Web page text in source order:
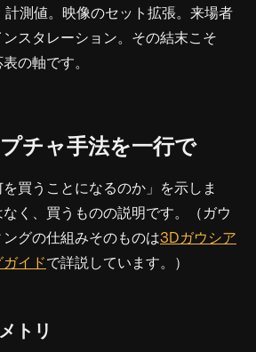
計測値。映像のセット拡張。来場者
スタレーション。その結末こそ
の軸です。
チャ手法を一行で
買うことになるのか」を示しま
く、買うものの説明です。（ガウ
グの仕組みそのものは3Dガウシア
イド で詳説しています。）
トリ